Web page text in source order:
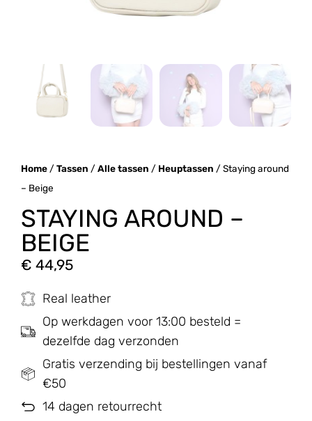
Home / Tassen / Alle tassen / Heuptassen / Staying around
– Beige
STAYING AROUND –
BEIGE
€ 44,95
Real leather
Op werkdagen voor 13:00 besteld =
dezelfde dag verzonden
Gratis verzending bij bestellingen vanaf
€50
14 dagen retourrecht